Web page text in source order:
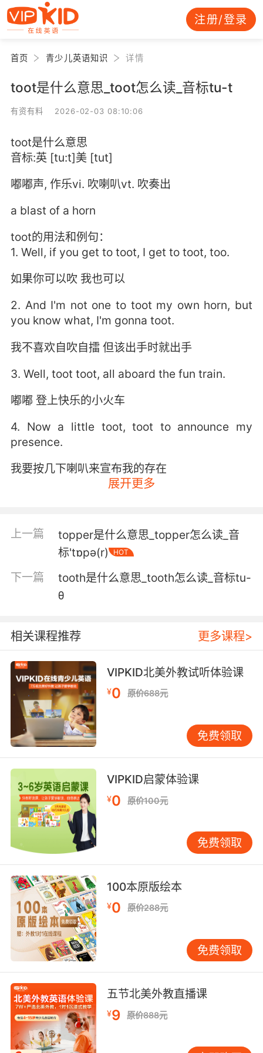
注册/登录
首页 青少儿英语知识 详情
toot是什么意思_toot怎么读_音标tu-t
有资有料 2026-02-03 08:10:06
toot是什么意思
音标:英 [tu:t]美 [tut]
嘟嘟声, 作乐vi. 吹喇叭vt. 吹奏出
a blast of a horn
toot的用法和例句：
1. Well, if you get to toot, I get to toot, too.
如果你可以吹 我也可以
2. And I'm not one to toot my own horn, but
you know what, I'm gonna toot.
我不喜欢自吹自擂 但该出手时就出手
3. Well, toot toot, all aboard the fun train.
嘟嘟 登上快乐的小火车
4. Now a little toot, toot to announce my
presence.
我要按几下喇叭来宣布我的存在
我不想吹嘘自己 但如果你需要的话 我可以吹嘘
6. I know you don't toot your own horn, so I'll
do it for you.
7. Not to toot my own horn, as you would say.
我倒不是在 照你们的说法 "自吹自擂"
8. Just then, there's a little toot on the horn.
这时 响起了喇叭的嘟嘟声
9. Sorry, toots. I checked out years ago.
10. Don't just stand there looking pretty,
toots.
别光站着像个花瓶啊 小美人
展开更多
上一篇
topper是什么意思_topper怎么读_音
标'tɒpə(r)
HOT
下一篇
tooth是什么意思_tooth怎么读_音标tu-
θ
相关课程推荐 更多课程>
VIPKID北美外教试听体验课
¥0 原价688元
免费领取
VIPKID启蒙体验课
¥0 原价100元
免费领取
100本原版绘本
¥0 原价288元
免费领取
五节北美外教直播课
¥9 原价888元